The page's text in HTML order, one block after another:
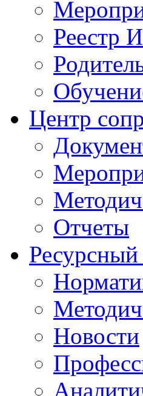
Реестр
Центр
Отчеты
Ресурсный
Новости